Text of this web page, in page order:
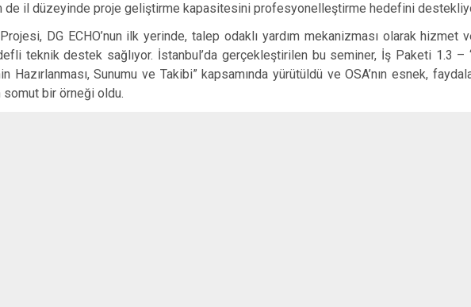
de il düzeyinde proje geliştirme kapasitesini profesyonelleştirme hedefini
DG ECHO’nun ilk yerinde, talep odaklı yardım mekanizması olarak hizmet
teknik destek sağlıyor. İstanbul’da gerçekleştirilen bu seminer, İş Paketi 1.3 –
Hazırlanması, Sunumu ve Takibi” kapsamında yürütüldü ve OSA’nın esnek,
somut bir örneği oldu.